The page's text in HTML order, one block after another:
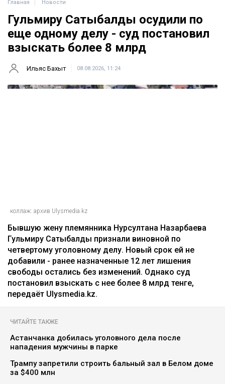
Главная Новости
Гульмиру Сатыбалды осудили по
еще одному делу - суд постановил
взыскать более 8 млрд
Ильяс Бахыт 08.08.2026, 11:24
коллаж: архив Ulysmedia.kz
Бывшую жену племянника Нурсултана Назарбаева
Гульмиру Сатыбалды признали виновной по
четвертому уголовному делу. Новый срок ей не
добавили - ранее назначенные 12 лет лишения
свободы остались без изменений. Однако суд
постановил взыскать с нее более 8 млрд тенге,
передаёт Ulysmedia.kz.
ЧИТАЙТЕ ТАКЖЕ
Астанчанка добилась уголовного дела после
нападения мужчины в парке
Трампу запретили строить бальный зал в Белом доме
за $400 млн